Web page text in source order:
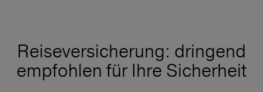
Reiseversicherung: dringend
empfohlen für Ihre Sicherheit